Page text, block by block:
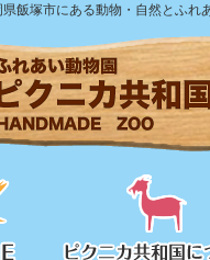
飯塚市にある動物・自然とふれ